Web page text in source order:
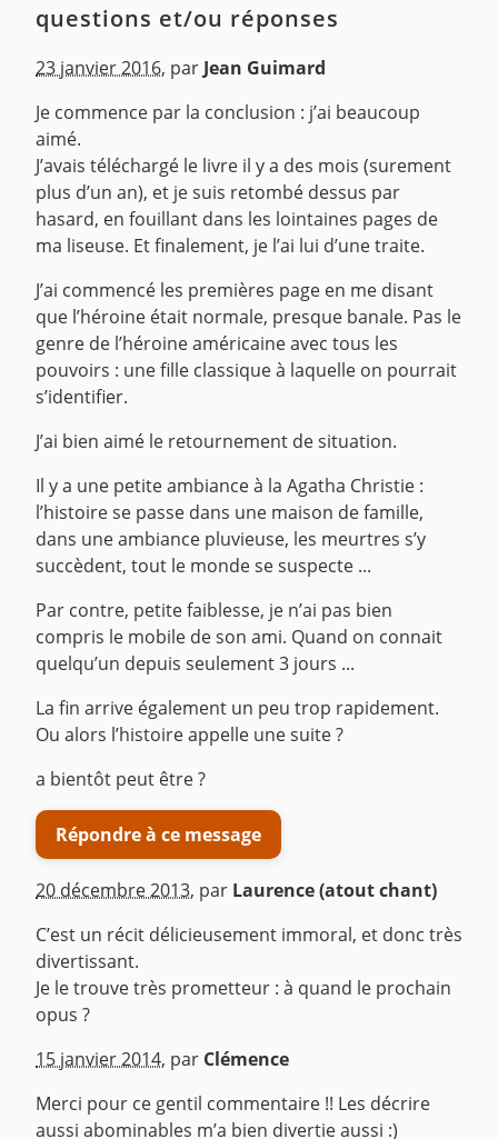
questions et/ou réponses
23 janvier 2016, par Jean Guimard
Je commence par la conclusion : j’ai beaucoup
aimé.
J’avais téléchargé le livre il y a des mois (surement
plus d’un an), et je suis retombé dessus par
hasard, en fouillant dans les lointaines pages de
ma liseuse. Et finalement, je l’ai lui d’une traite.
J’ai commencé les premières page en me disant
que l’héroine était normale, presque banale. Pas le
genre de l’héroine américaine avec tous les
pouvoirs : une fille classique à laquelle on pourrait
s’identifier.
J’ai bien aimé le retournement de situation.
Il y a une petite ambiance à la Agatha Christie :
l’histoire se passe dans une maison de famille,
dans une ambiance pluvieuse, les meurtres s’y
succèdent, tout le monde se suspecte ...
Par contre, petite faiblesse, je n’ai pas bien
compris le mobile de son ami. Quand on connait
quelqu’un depuis seulement 3 jours ...
La fin arrive également un peu trop rapidement.
Ou alors l’histoire appelle une suite ?
a bientôt peut être ?
Répondre à ce message
20 décembre 2013, par Laurence (atout chant)
C’est un récit délicieusement immoral, et donc très
divertissant.
Je le trouve très prometteur : à quand le prochain
opus ?
^
15 janvier 2014, par Clémence
Merci pour ce gentil commentaire !! Les décrire
aussi abominables m’a bien divertie aussi :)